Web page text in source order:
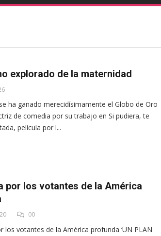
explorado de la maternidad
ha ganado merecidísimamente el Globo de Oro
de comedia por su trabajo en Si pudiera, te
película por l...
por los votantes de la América
00
los votantes de la América profunda ‘UN PLAN